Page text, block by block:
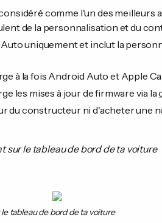
comme l'un des meilleurs
de la personnalisation et du
uniquement et inclut la
à la fois Android Auto et Apple
les mises à jour de firmware via la
du constructeur ni d'acheter une
sur le tableau de bord de ta voiture
tableau de bord de ta voiture